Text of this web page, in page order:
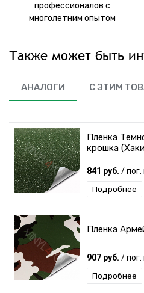
профессионалов с
многолетним опытом
Также может быть
АНАЛОГИ С ЭТИМ
Пленка
крошка
841 руб. / пог.
Подробнее
Пленка
907 руб. / пог.
Подробнее